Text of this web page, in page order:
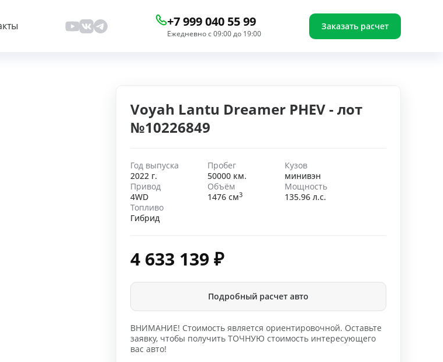
+7 999 040 55 99
Ежедневно с 09:00 до 19:00
Заказать расчет
Voyah Lantu Dreamer PHEV - лот
№10226849
Год выпуска
2022 г.
Пробег
50000 км.
Кузов
минивэн
Привод
4WD
Объём
1476 см3
Мощность
135.96 л.с.
Топливо
Гибрид
4 633 139 ₽
Подробный расчет авто
ВНИМАНИЕ! Стоимость является ориентировочной. Оставьте
заявку, чтобы получить ТОЧНУЮ стоимость интересующего
вас авто!